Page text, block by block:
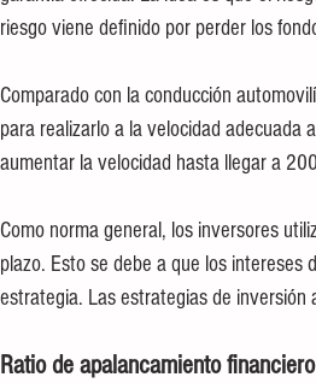
riesgo viene definido por perder los
Comparado con la conducción
para realizarlo a la velocidad adecuada
aumentar la velocidad hasta llegar a
Como norma general, los inversores
plazo. Esto se debe a que los
estrategia. Las estrategias de inversión
Ratio de apalancamiento financiero